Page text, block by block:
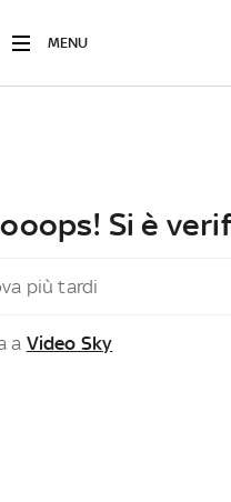
MENU
Si è
più tardi
a Video Sky